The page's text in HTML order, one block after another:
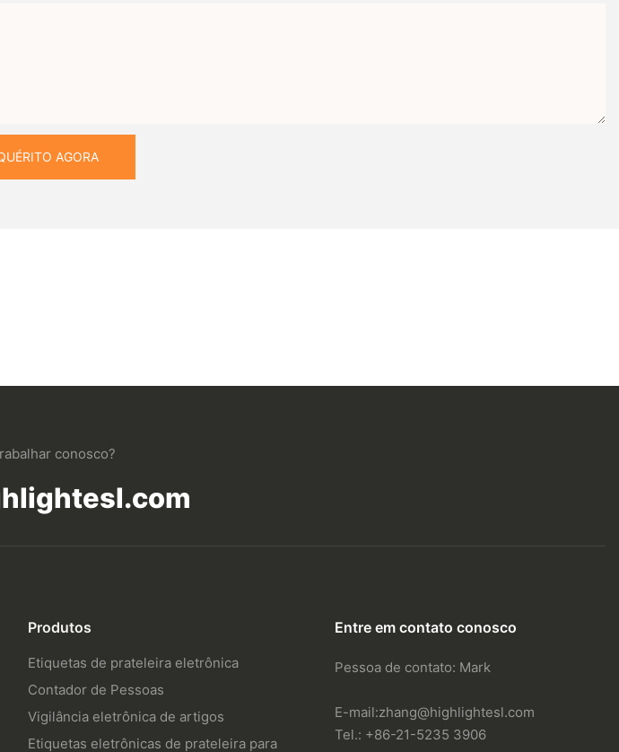
AGORA
conosco?
Produtos
Etiquetas de prateleira eletrônica
Contador de Pessoas
Vigilância eletrônica de artigos
Etiquetas eletrônicas de prateleira para
Entre em contato conosco
Pessoa de contato: Mark
E-mail:zhang@highlightesl.com
Tel.: +86-21-5235 3906